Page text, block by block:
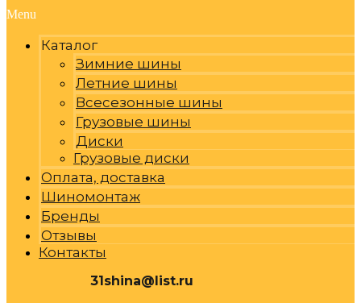
Menu
Каталог
Зимние шины
Летние шины
Всесезонные шины
Грузовые шины
Диски
Грузовые диски
Оплата, доставка
Шиномонтаж
Бренды
Отзывы
Контакты
31shina@list.ru